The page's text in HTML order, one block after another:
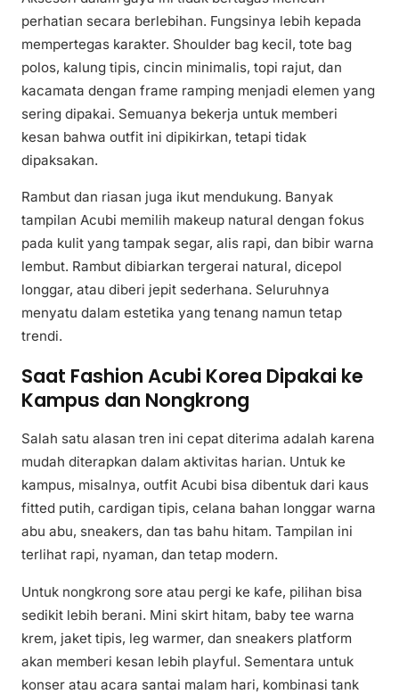
perhatian secara berlebihan. Fungsinya lebih kepada
mempertegas karakter. Shoulder bag kecil, tote bag
polos, kalung tipis, cincin minimalis, topi rajut, dan
kacamata dengan frame ramping menjadi elemen yang
sering dipakai. Semuanya bekerja untuk memberi
kesan bahwa outfit ini dipikirkan, tetapi tidak
dipaksakan.
Rambut dan riasan juga ikut mendukung. Banyak
tampilan Acubi memilih makeup natural dengan fokus
pada kulit yang tampak segar, alis rapi, dan bibir warna
lembut. Rambut dibiarkan tergerai natural, dicepol
longgar, atau diberi jepit sederhana. Seluruhnya
menyatu dalam estetika yang tenang namun tetap
trendi.
Saat Fashion Acubi Korea Dipakai ke
Kampus dan Nongkrong
Salah satu alasan tren ini cepat diterima adalah karena
mudah diterapkan dalam aktivitas harian. Untuk ke
kampus, misalnya, outfit Acubi bisa dibentuk dari kaus
fitted putih, cardigan tipis, celana bahan longgar warna
abu abu, sneakers, dan tas bahu hitam. Tampilan ini
terlihat rapi, nyaman, dan tetap modern.
Untuk nongkrong sore atau pergi ke kafe, pilihan bisa
sedikit lebih berani. Mini skirt hitam, baby tee warna
krem, jaket tipis, leg warmer, dan sneakers platform
akan memberi kesan lebih playful. Sementara untuk
konser atau acara santai malam hari, kombinasi tank